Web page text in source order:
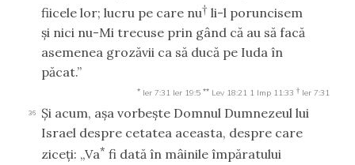
fiicele lor; lucru pe care nu† li-l poruncisem
şi nici nu-Mi trecuse prin gând că au să facă
asemenea grozăvii ca să ducă pe Iuda în
păcat.”
* Ier 7:31 Ier 19:5 ** Lev 18:21 1 Imp 11:33 † Ier 7:31
36
Şi acum, aşa vorbeşte Domnul Dumnezeul lui
Israel despre cetatea aceasta, despre care
ziceţi: „Va* fi dată în mâinile împăratului